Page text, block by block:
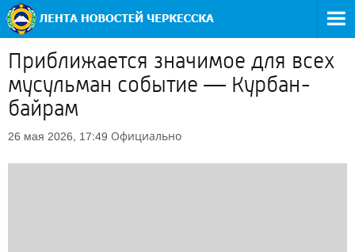
Приближается значимое для всех
мусульман событие — Курбан-
байрам
26 мая 2026, 17:49 Официально